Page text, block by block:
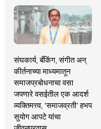
संघकार्य, बँकिंग, संगीत अन्
कीर्तनाच्या माध्यमातून
समाजप्रबोधनाचा वसा
जपणारे वसईतील एक आदर्श
व्यक्तिमत्त्व, 'समाजव्रती' हभप
सुयोग आपटे यांचा